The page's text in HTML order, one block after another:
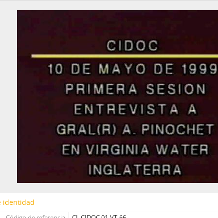
81 - Thayer, William
82 - Moreno, Fernando
83 - Martínez Busch, Jorge
84 - Silva Solar, Julio
86 - Fresno, Juan Francisco; Zabala, José.
87 - Fresno, Juan Francisco
88 - Silva Solar, Julio
89 - Thayer, William
90 - Martínez Busch, Jorge
92 - Frei B., Arturo
94 - Boeninger, Edgardo
identidad